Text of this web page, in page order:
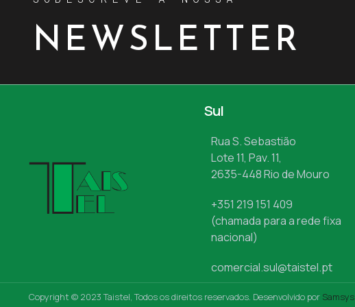
NEWSLETTER
Sul
Rua S. Sebastião
Lote 11, Pav. 11,
2635-448 Rio de Mouro
+351 219 151 409
(chamada para a rede fixa
nacional)
comercial.sul@taistel.pt
Copyright © 2023 Taistel, Todos os direitos reservados. Desenvolvido por Samsys